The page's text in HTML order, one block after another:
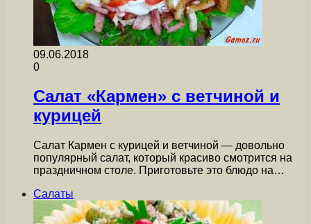
09.06.2018
0
Салат «Кармен» с ветчиной и
курицей
Салат Кармен с курицей и ветчиной — довольно
популярный салат, который красиво смотрится на
праздничном столе. Приготовьте это блюдо на…
Салаты